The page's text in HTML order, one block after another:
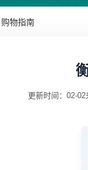
购物指南
更新时间：02-02